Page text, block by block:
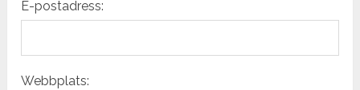
E-postadress:
Webbplats: